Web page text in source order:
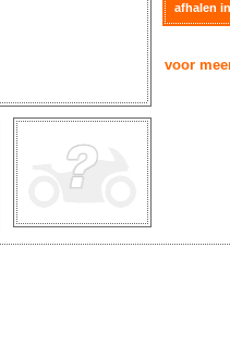
afhalen
voor